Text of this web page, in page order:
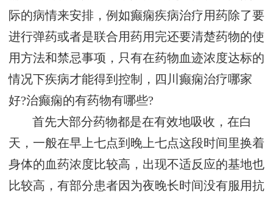
际的病情来安排，例如癫痫疾病治疗用药除了要
进行弹药或者是联合用药用完还要清楚药物的使
用方法和禁忌事项，只有在药物血迹浓度达标的
情况下疾病才能得到控制，四川癫痫治疗哪家
好?治癫痫的有药物有哪些?
首先大部分药物都是在有效地吸收，在白
天，一般在早上七点到晚上七点这段时间里换着
身体的血药浓度比较高，出现不适反应的基地也
比较高，有部分患者因为夜晚长时间没有服用抗